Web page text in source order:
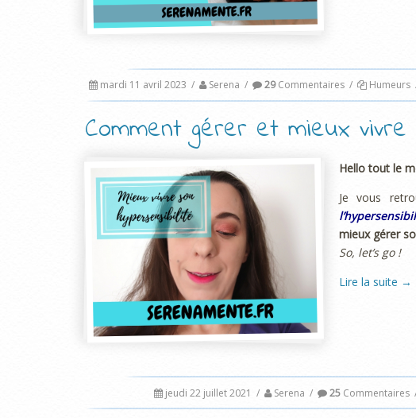
mardi 11 avril 2023 / Serena / 29Commentaires / Humeurs
Comment gérer et mieux
Hello tout le
Je vous
mieux gérer
So, let’s go !
Lire la suite →
jeudi 22 juillet 2021 / Serena / 25Commentaires